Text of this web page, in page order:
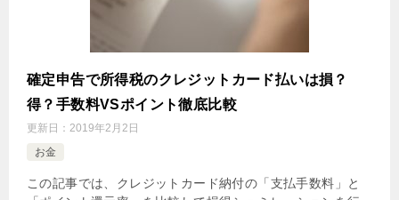
確定申告で所得税のクレジットカード払いは損？
得？手数料VSポイント徹底比較
更新日： 2019年2月2日
お金
この記事では、クレジットカード納付の「支払手数料」と